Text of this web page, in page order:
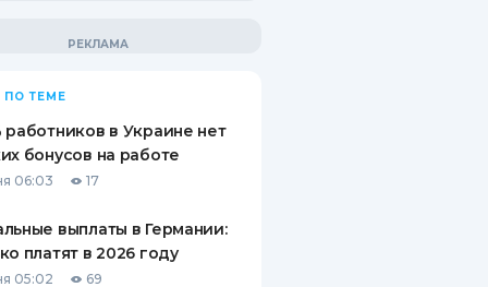
ВИНЬЕТКА
СОТРУДНИКОВ
ОТ
СЛУЧАЕВ
ВОПРОСЫ И ОТВЕТЫ
ДЕПОЗИТНЫЙ КАЛЬКУЛЯТОР
ПУТЕВОДИТЕЛИ ПО
ПО ТЕМЕ
работников в Украине нет
бонусов на работе
06:03 17
выплаты в Германии:
платят в 2026 году
05:02 69